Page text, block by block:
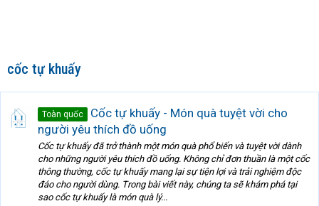
cốc tự khuấy
Toàn quốc
Cốc tự khuấy - Món quà tuyệt vời cho
người yêu thích đồ uống
Cốc tự khuấy đã trở thành một món quà phổ biến và tuyệt vời dành
cho những người yêu thích đồ uống. Không chỉ đơn thuần là một cốc
thông thường, cốc tự khuấy mang lại sự tiện lợi và trải nghiệm độc
đáo cho người dùng. Trong bài viết này, chúng ta sẽ khám phá tại
sao cốc tự khuấy là món quà lý...